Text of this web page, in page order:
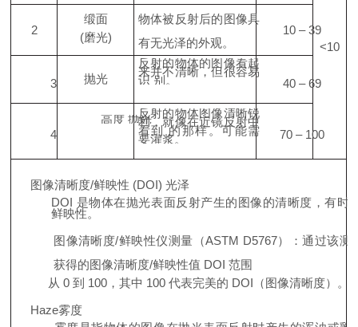
<10
2
缎面
(磨光)
物体被反射后的图像具
有无光泽的外观。
10 – 39
3 抛光
反射的物体的图像看起
来并不清晰，但很容易
识 别。 40 – 69
4
高度 抛光反射的物体图像清晰锐
利，就像在近镜反射中
看到 的那样。可能需
要灌浆。 70 – 100
图像清晰度/鲜映性 (DOI) 光泽
DOI 是物体在抛光表面反射产生的图像的清晰度，有时
鲜映性。
图像清晰度/鲜映性仪测量（ASTM D5767）：通过该测
获得的图像清晰度/鲜映性值 DOI 范围
从 0 到 100，其中 100 代表完美的 DOI（图像清晰度）。
Haze雾度